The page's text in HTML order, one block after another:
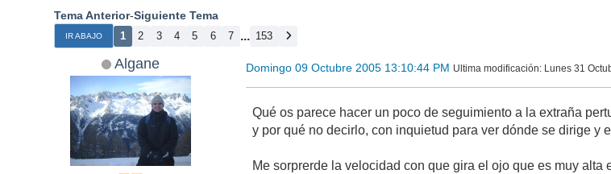
Tema Anterior-Siguiente Tema
IR ABAJO 1 2 3 4 5 6 7 ... 153
Algane Domingo 09 Octubre 2005 13:10:44 PM Ultima modificación: Lunes 31
Qué os parece hacer un poco de seguimiento a la extraña
y por qué no decirlo, con inquietud para ver dónde se dirige
Me sorprerde la velocidad con que gira el ojo que es muy